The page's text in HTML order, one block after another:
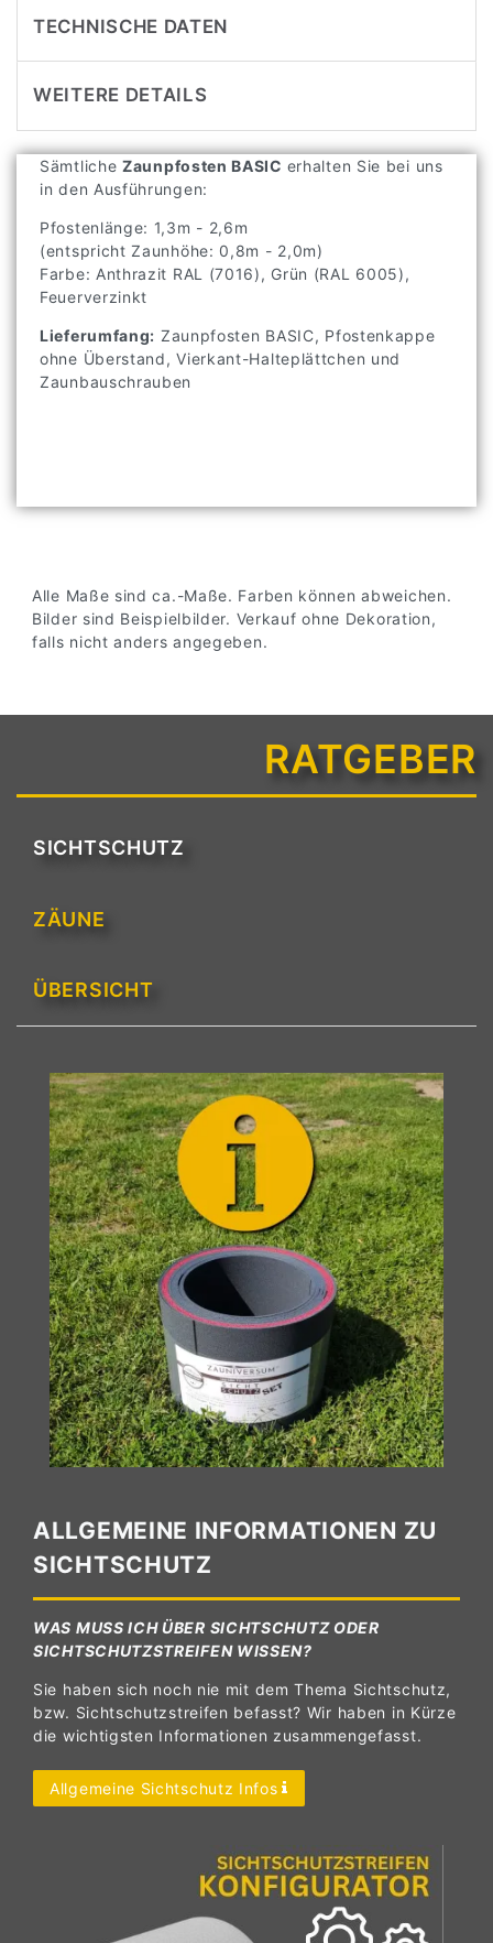
TECHNISCHE DATEN
WEITERE DETAILS
Sämtliche Zaunpfosten BASIC erhalten Sie bei uns
in den Ausführungen:
Pfostenlänge: 1,3m - 2,6m
(entspricht Zaunhöhe: 0,8m - 2,0m)
Farbe: Anthrazit RAL (7016), Grün (RAL 6005),
Feuerverzinkt
Lieferumfang: Zaunpfosten BASIC, Pfostenkappe
ohne Überstand, Vierkant-Halteplättchen und
Zaunbauschrauben
Alle Maße sind ca.-Maße. Farben können abweichen.
Bilder sind Beispielbilder. Verkauf ohne Dekoration,
falls nicht anders angegeben.
RATGEBER
SICHTSCHUTZ
ZÄUNE
ÜBERSICHT
ALLGEMEINE INFORMATIONEN ZU
SICHTSCHUTZ
WAS MUSS ICH ÜBER SICHTSCHUTZ ODER
SICHTSCHUTZSTREIFEN WISSEN?
Sie haben sich noch nie mit dem Thema Sichtschutz,
bzw. Sichtschutzstreifen befasst? Wir haben in Kürze
die wichtigsten Informationen zusammengefasst.
Allgemeine Sichtschutz Infos